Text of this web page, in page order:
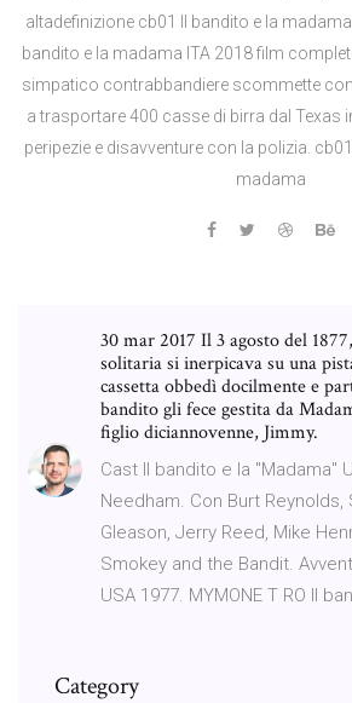
altadefinizione cb01 Il bandito e la madama
bandito e la madama ITA 2018 film
simpatico contrabbandiere scommette
a trasportare 400 casse di birra dal Texas
peripezie e disavventure con la polizia.
madama
30 mar 2017 Il 3 agosto del
solitaria si inerpicava su una
cassetta obbedì docilmente e
bandito gli fece gestita da
figlio diciannovenne, Jimmy.
Cast Il bandito e la "Madama"
Needham. Con Burt Reynolds,
Gleason, Jerry Reed, Mike
Smokey and the Bandit.
USA 1977. MYMONE T RO Il
Category